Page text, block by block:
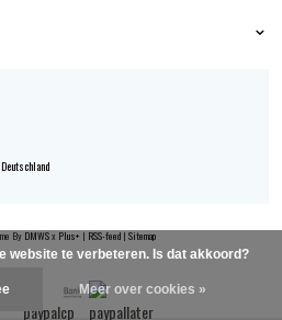
ByDMWSxPlus+|RSS-feed|Sitemap
website te verbeteren. Is dat akkoord?
Meer over cookies »